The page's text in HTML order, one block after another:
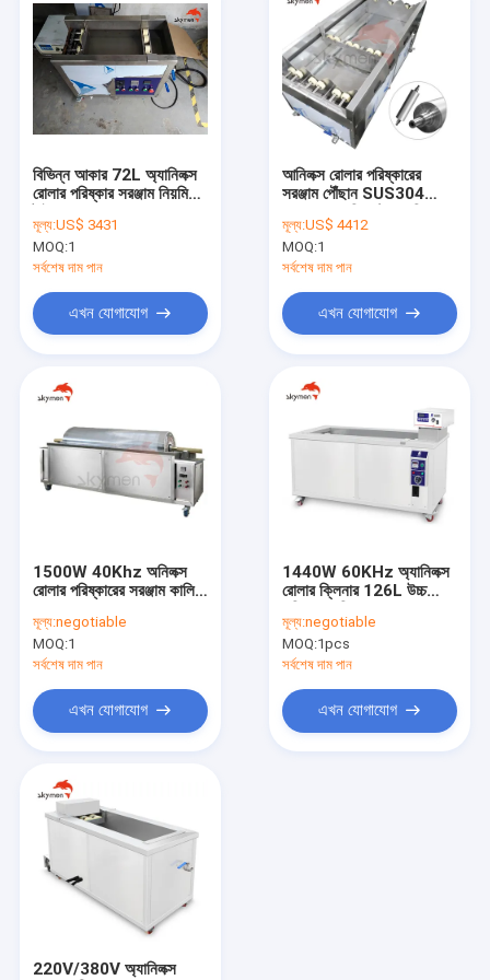
আমাদের সম্পর্কে
মামলা
শিল্পকৌশল অতিস্বনক ক্লিনার
স্বয়ংক্রিয় আল্ট্রাসোনিক ক্লিনার
বিভিন্ন আকার 72L অ্যানিলক্স
রোলার পরিষ্কার সরঞ্জাম নিয়মিত
মূল্য:US$ 3431
MOQ:1
সর্বশেষ দাম পান
এখন যোগাযোগ
আনিলক্স রোলার পরিষ্কারের
সরঞ্জাম পৌঁছান SUS304
ক্লিনার
মূল্য:US$ 4412
MOQ:1
সর্বশেষ দাম পান
এখন যোগাযোগ
1500W 40Khz অনিলক্স
রোলার পরিষ্কারের সরঞ্জাম কালি
মূল্য:negotiable
MOQ:1
সর্বশেষ দাম পান
এখন যোগাযোগ
1440W 60KHz অ্যানিলক্স
রোলার ক্লিনার 126L উচ্চ
পরিষ্কারের জন্য সামঞ্জস্যযোগ্য
মূল্য:negotiable
MOQ:1pcs
সর্বশেষ দাম পান
এখন যোগাযোগ
220V/380V অ্যানিলক্স